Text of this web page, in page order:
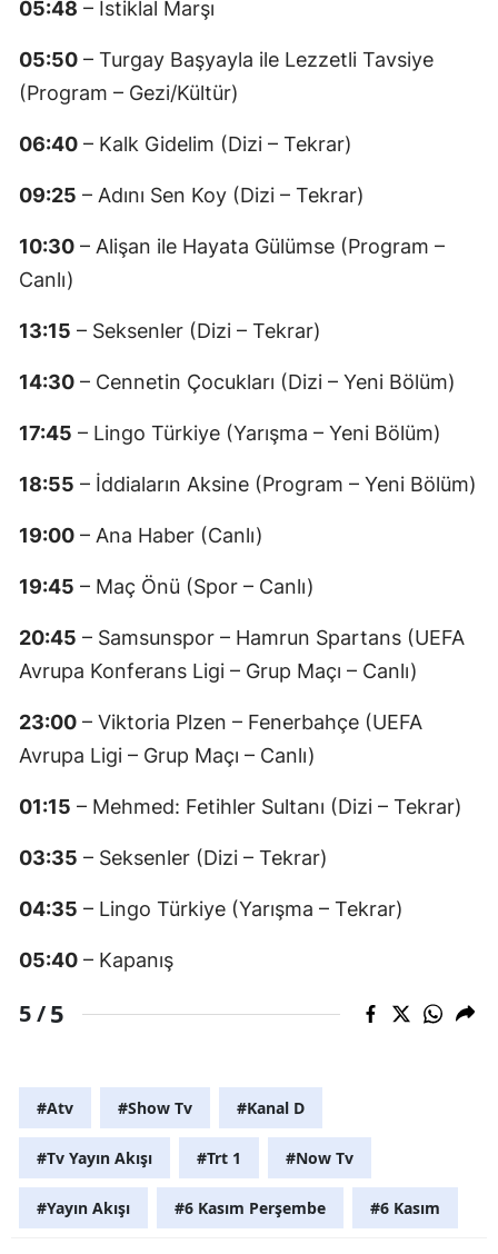
05:48 – İstiklal Marşı
05:50 – Turgay Başyayla ile Lezzetli Tavsiye
(Program – Gezi/Kültür)
06:40 – Kalk Gidelim (Dizi – Tekrar)
09:25 – Adını Sen Koy (Dizi – Tekrar)
10:30 – Alişan ile Hayata Gülümse (Program –
Canlı)
13:15 – Seksenler (Dizi – Tekrar)
14:30 – Cennetin Çocukları (Dizi – Yeni Bölüm)
17:45 – Lingo Türkiye (Yarışma – Yeni Bölüm)
18:55 – İddiaların Aksine (Program – Yeni Bölüm)
19:00 – Ana Haber (Canlı)
19:45 – Maç Önü (Spor – Canlı)
20:45 – Samsunspor – Hamrun Spartans (UEFA
Avrupa Konferans Ligi – Grup Maçı – Canlı)
23:00 – Viktoria Plzen – Fenerbahçe (UEFA
Avrupa Ligi – Grup Maçı – Canlı)
01:15 – Mehmed: Fetihler Sultanı (Dizi – Tekrar)
03:35 – Seksenler (Dizi – Tekrar)
04:35 – Lingo Türkiye (Yarışma – Tekrar)
05:40 – Kapanış
5 /5
#Atv #Show Tv #Kanal D
#Tv Yayın Akışı #Trt 1 #Now Tv
#Yayın Akışı #6 Kasım Perşembe #6 Kasım